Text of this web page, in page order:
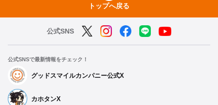
トップへ戻る
公式SNS
公式SNSで最新情報をチェック！
グッドスマイルカンパニー公式X
カホタンX